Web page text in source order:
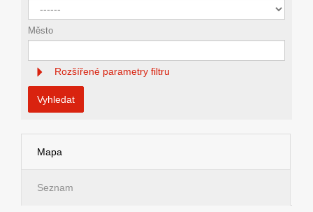
Město
Rozšířené parametry filtru
Vyhledat
Mapa
Seznam